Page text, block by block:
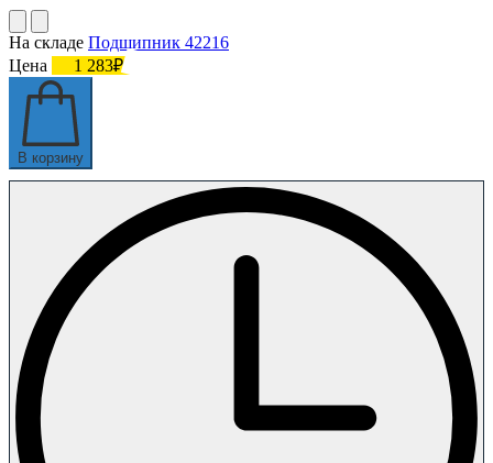
На складе Подшипник 42216
Цена
1 283₽
В корзину